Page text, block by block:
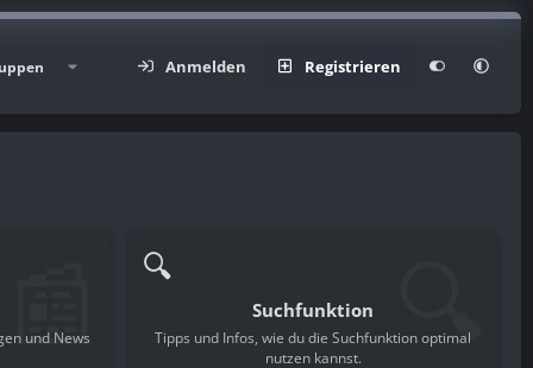
Anmelden Registrieren
und News
📰 🔍
Suchfunktion
Tipps und Infos, wie du die Suchfunktion optimal
nutzen kannst.
🔍